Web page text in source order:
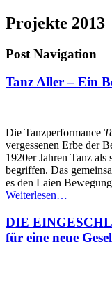
Projekte 2013
Post Navigation
Tanz Aller – Ein
Die Tanzperformance
vergessenen Erbe der
1920er Jahren Tanz
begriffen. Das
es den Laien
Weiterlesen…
DIE
für eine neue